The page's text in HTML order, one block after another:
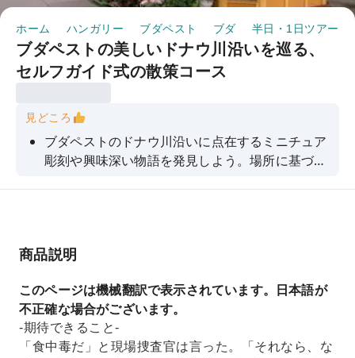
ホーム ハンガリー ブダペスト ブダ 半日・1日ツアー
ブダペストの美しいドナウ川沿いを巡る、
セルフガイド式の散策コース
見どころ
ブダペストのドナウ川沿いに点在するミニチュア
彫刻や興味深い物語を発見しよう。場所に基づい
商品説明
このページは機械翻訳で表示されています。日本語が
不正確な場合がございます。
-期待できること-
「食中毒だ」と現場捜査官は言った。「それなら、な